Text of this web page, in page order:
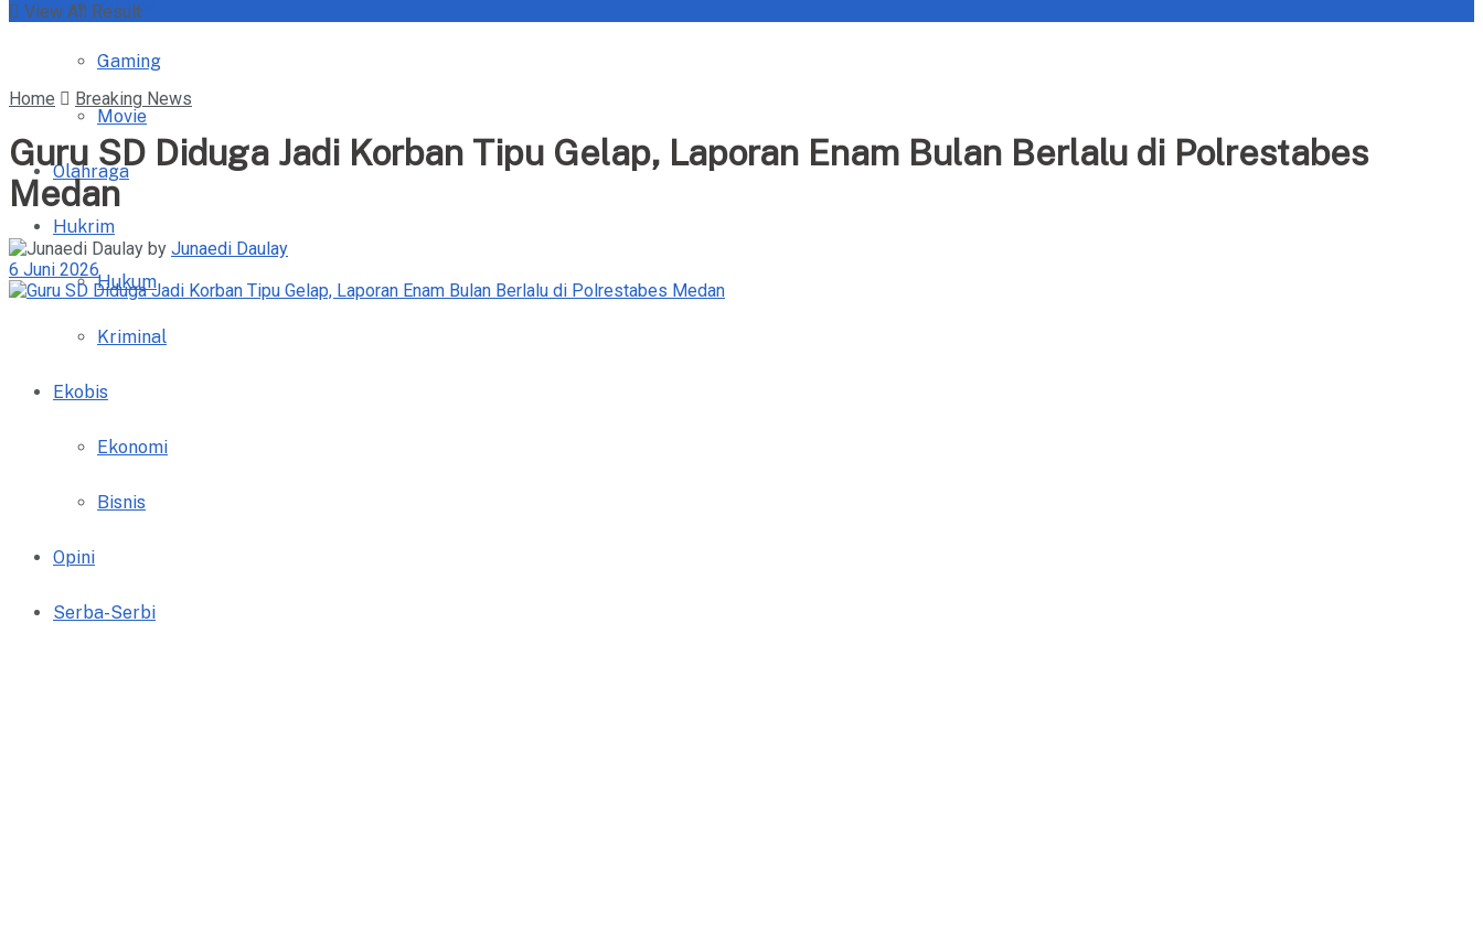
Kuliner
Gaming
Movie
Olahraga
Hukrim
Hukum
Kriminal
Ekobis
Ekonomi
Bisnis
Opini
Serba-Serbi
View All Result
Home Breaking News
Guru SD Diduga Jadi Korban Tipu Gelap, Laporan Enam Bulan Berlalu di Polrestabes
Medan
by Junaedi Daulay
6 Juni 2026